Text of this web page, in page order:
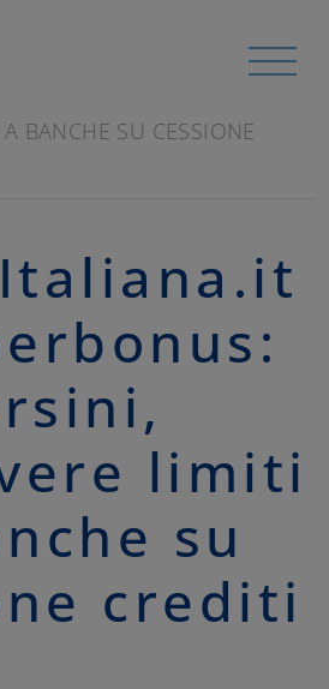
SUPERBONUS: ORSINI,
BANCHE SU CESSIONE
limiti
su
crediti